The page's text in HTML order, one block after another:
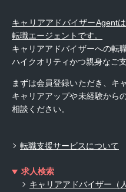
キャリアアドバイザーAgent
転職エージェントです。
キャリアアドバイザーへの転
ハイクオリティかつ親身なご
まずは会員登録いただき、キ
キャリアアップや未経験から
相談ください。
転職支援サービスについて
求人検索
キャリアアドバイザー（